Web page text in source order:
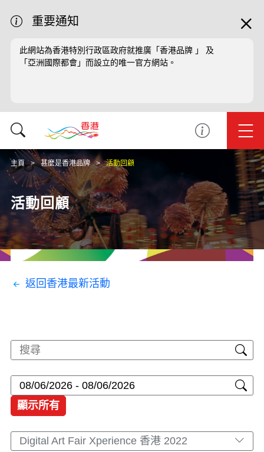
重要通知
此網站為香港特別行政區政府就推廣「香港品牌 」 及
「亞洲國際都會」而設立的唯一官方網站。
主頁 甚麼是香港品牌 活動回顧
活動回顧
返回香港最新活動
顯示所有
Digital Art Fair Xperience 香港 2022